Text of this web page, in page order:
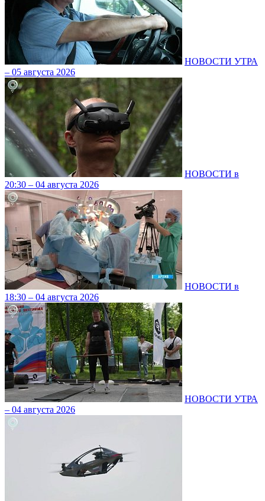
НОВОСТИ УТРА
– 05 августа 2026
НОВОСТИ в
20:30 – 04 августа 2026
НОВОСТИ в
18:30 – 04 августа 2026
НОВОСТИ УТРА
– 04 августа 2026